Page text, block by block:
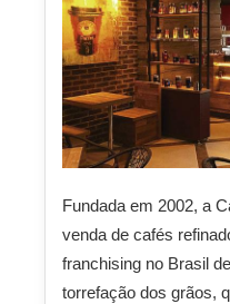
Fundada em 2002, a
venda de cafés
franchising no Brasil
torrefação dos grãos,